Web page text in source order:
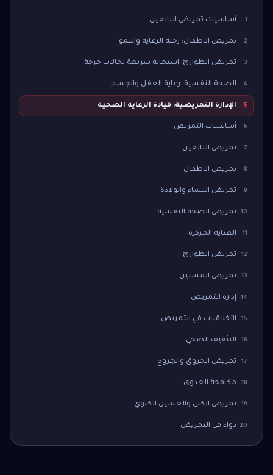
1 أساسيات تمريض البالغين
2 تمريض الأطفال: رحلة الرعاية والنمو
3 تمريض الطوارئ: استجابة سريعة لحالات حرجة
4 الصحة النفسية: رعاية العقل والجسم
5 الإدارة التمريضية: قيادة الرعاية الصحية
6 أساسيات التمريض
7 تمريض البالغين
8 تمريض الأطفال
9 تمريض النساء والولادة
10 تمريض الصحة النفسية
11 العناية المركزة
12 تمريض الطوارئ
13 تمريض المسنين
14 إدارة التمريض
15 الأخلاقيات في التمريض
16 التثقيف الصحي
17 تمريض الحروق والجروح
18 مكافحة العدوى
19 تمريض الكلى والغسيل الكلوي
20 دواء في التمريض